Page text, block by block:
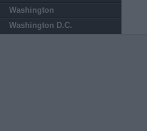
Washington
Washington D.C.